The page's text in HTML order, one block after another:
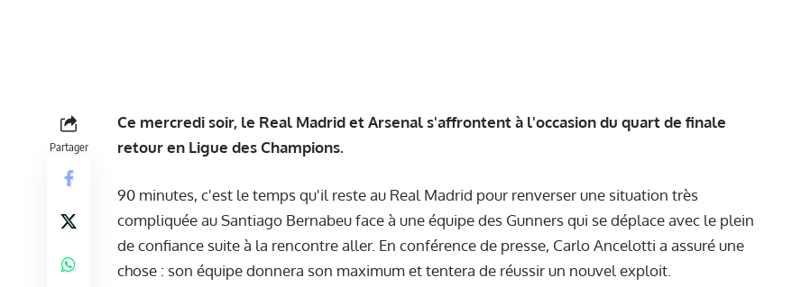
Partager
Ce mercredi soir, le Real Madrid et Arsenal s'affrontent à l'occasion du quart de finale
retour en Ligue des Champions.
90 minutes, c'est le temps qu'il reste au Real Madrid pour renverser une situation très
compliquée au Santiago Bernabeu face à une équipe des Gunners qui se déplace avec le plein
de confiance suite à la rencontre aller. En conférence de presse, Carlo Ancelotti a assuré une
chose : son équipe donnera son maximum et tentera de réussir un nouvel exploit.